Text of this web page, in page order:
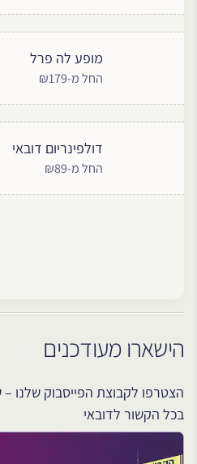
מופע לה פרל
החל מ-₪179
דולפינריום דובאי
החל מ-₪89
הישארו מעודכנים
הצטרפו לקבוצת הפייסבוק שלנו –
בכל הקשור לדובאי